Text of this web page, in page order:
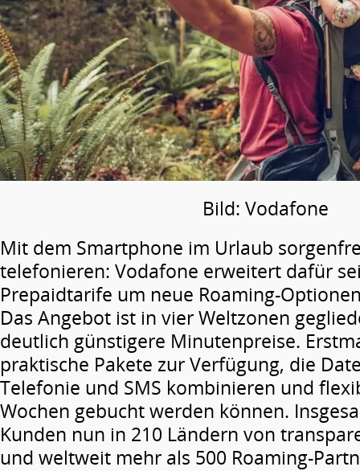
Bild: Vodafone
Mit dem Smartphone im Urlaub
telefonieren: Vodafone erweitert dafür
Prepaidtarife um neue Roaming-
Das Angebot ist in vier Weltzonen
deutlich günstigere Minutenpreise.
praktische Pakete zur Verfügung, die
Telefonie und SMS kombinieren und
Wochen gebucht werden können.
Kunden nun in 210 Ländern von
und weltweit mehr als 500 Roaming-